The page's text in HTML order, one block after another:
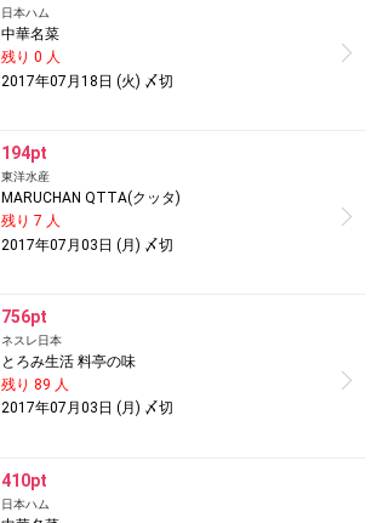
日本ハム
中華名菜
残り 0 人
2017年07月18日 (火) 〆切
194pt
東洋水産
MARUCHAN QTTA(クッタ)
残り 7 人
2017年07月03日 (月) 〆切
756pt
ネスレ日本
とろみ生活 料亭の味
残り 89 人
2017年07月03日 (月) 〆切
410pt
日本ハム